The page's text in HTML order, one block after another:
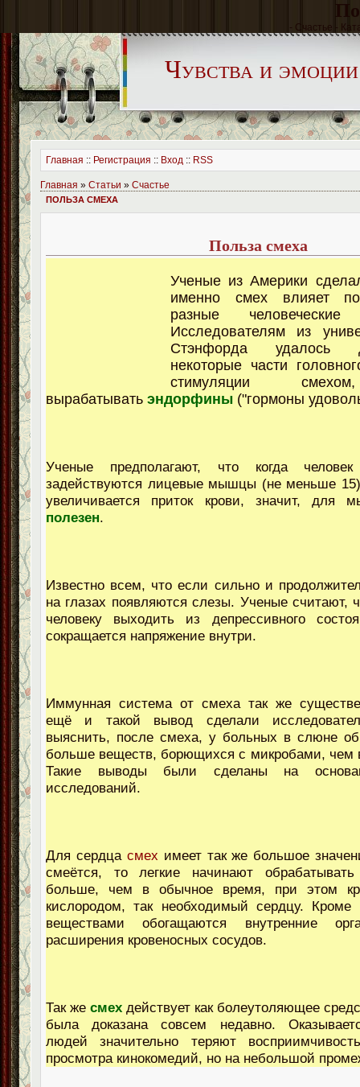
- Счастье -
Чувства и эмоции
Главная :: Регистрация :: Вход :: RSS
Главная » Статьи » Счастье
ПОЛЬЗА СМЕХА
Польза смеха
Ученые из Америки
именно смех влияет
разные
Исследователям из
Стэнфорда удалось
некоторые части
стимуляции
вырабатывать эндорфины ("гормоны
Ученые предполагают, что когда
задействуются лицевые мышцы (не меньше 15),
увеличивается приток крови, значит,
полезен.
Известно всем, что если сильно и
на глазах появляются слезы. Ученые считают,
человеку выходить из депрессивного
сокращается напряжение внутри.
Иммунная система от смеха так же
ещё и такой вывод сделали
выяснить, после смеха, у больных в слюне
больше веществ, борющихся с микробами, чем
Такие выводы были сделаны на
исследований.
Для сердца смех имеет так же большое
смеётся, то легкие начинают
больше, чем в обычное время, при этом
кислородом, так необходимый сердцу. Кроме
веществами обогащаются внутренние
расширения кровеносных сосудов.
Так же смех действует как болеутоляющее
была доказана совсем недавно.
людей значительно теряют
просмотра кинокомедий, но на небольшой